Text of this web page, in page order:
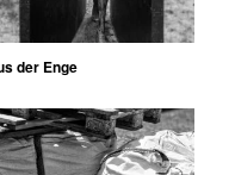
der Enge